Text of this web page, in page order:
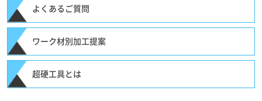
よくあるご質問
ワーク材別加工提案
超硬工具とは